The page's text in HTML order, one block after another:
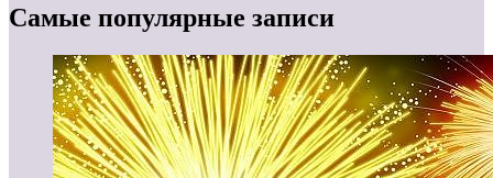
Самые популярные записи